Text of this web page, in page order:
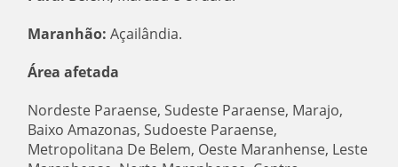
Maranhão: Açailândia.
Área afetada
Nordeste Paraense, Sudeste Paraense, Marajo,
Baixo Amazonas, Sudoeste Paraense,
Metropolitana De Belem, Oeste Maranhense, Leste